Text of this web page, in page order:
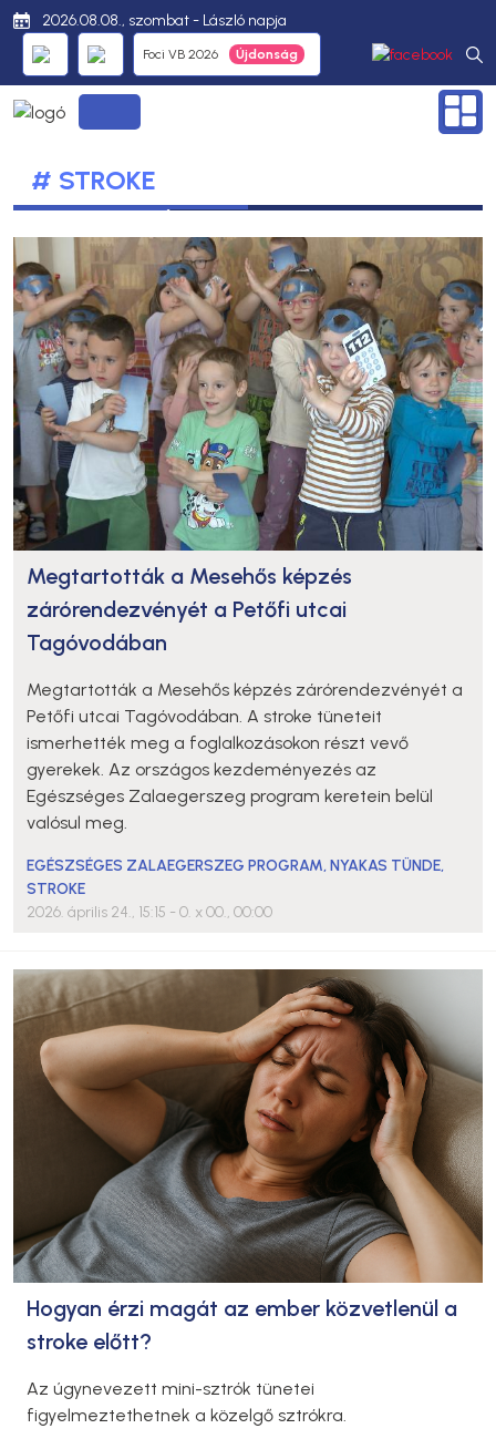
2026.08.08., szombat - László napja
Foci VB 2026
# STROKE
Megtartották a Mesehős képzés
zárórendezvényét a Petőfi utcai
Tagóvodában
Megtartották a Mesehős képzés zárórendezvényét a
Petőfi utcai Tagóvodában. A stroke tüneteit
ismerhették meg a foglalkozásokon részt vevő
gyerekek. Az országos kezdeményezés az
Egészséges Zalaegerszeg program keretein belül
valósul meg.
EGÉSZSÉGES ZALAEGERSZEG PROGRAM,NYAKAS TÜNDE,
STROKE
2026. április 24., 15:15 - 0. x 00., 00:00
Hogyan érzi magát az ember közvetlenül a
stroke előtt?
Az úgynevezett mini-sztrók tünetei
figyelmeztethetnek a közelgő sztrókra.